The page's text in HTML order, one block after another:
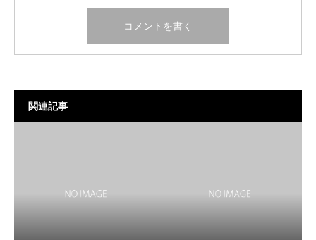
関連記事